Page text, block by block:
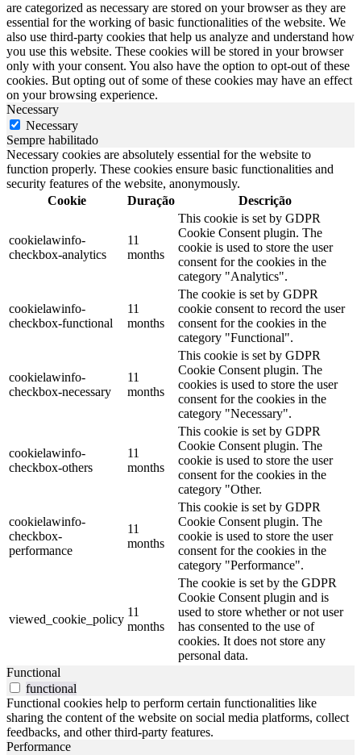
are categorized as necessary are stored on your browser as they are
essential for the working of basic functionalities of the website. We
also use third-party cookies that help us analyze and understand how
you use this website. These cookies will be stored in your browser
only with your consent. You also have the option to opt-out of these
cookies. But opting out of some of these cookies may have an effect
on your browsing experience.
Necessary
Necessary
Sempre habilitado
Necessary cookies are absolutely essential for the website to
function properly. These cookies ensure basic functionalities and
security features of the website, anonymously.
Cookie
Duração Descrição
cookielawinfo-
checkbox-analytics
11
months
This cookie is set by GDPR
Cookie Consent plugin. The
cookie is used to store the user
consent for the cookies in the
category "Analytics".
cookielawinfo-
checkbox-functional
11
months
The cookie is set by GDPR
cookie consent to record the user
consent for the cookies in the
category "Functional".
cookielawinfo-
checkbox-necessary
11
months
This cookie is set by GDPR
Cookie Consent plugin. The
cookies is used to store the user
consent for the cookies in the
category "Necessary".
cookielawinfo-
checkbox-others
11
months
This cookie is set by GDPR
Cookie Consent plugin. The
cookie is used to store the user
consent for the cookies in the
category "Other.
cookielawinfo-
checkbox-
performance
11
months
This cookie is set by GDPR
Cookie Consent plugin. The
cookie is used to store the user
consent for the cookies in the
category "Performance".
viewed_cookie_policy
11
months
The cookie is set by the GDPR
Cookie Consent plugin and is
used to store whether or not user
has consented to the use of
cookies. It does not store any
personal data.
Functional
functional
Functional cookies help to perform certain functionalities like
sharing the content of the website on social media platforms, collect
feedbacks, and other third-party features.
Performance